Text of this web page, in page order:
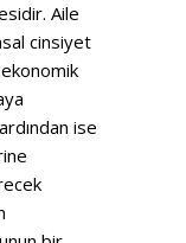
Aile
cinsiyet
ise